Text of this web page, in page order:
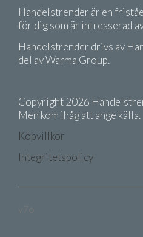
Handelstrender är en
för dig som är intresserad
Handelstrender drivs av
del av Warma Group.
Copyright 2026
Men kom ihåg att ange källa.
Köpvillkor
Integritetspolicy